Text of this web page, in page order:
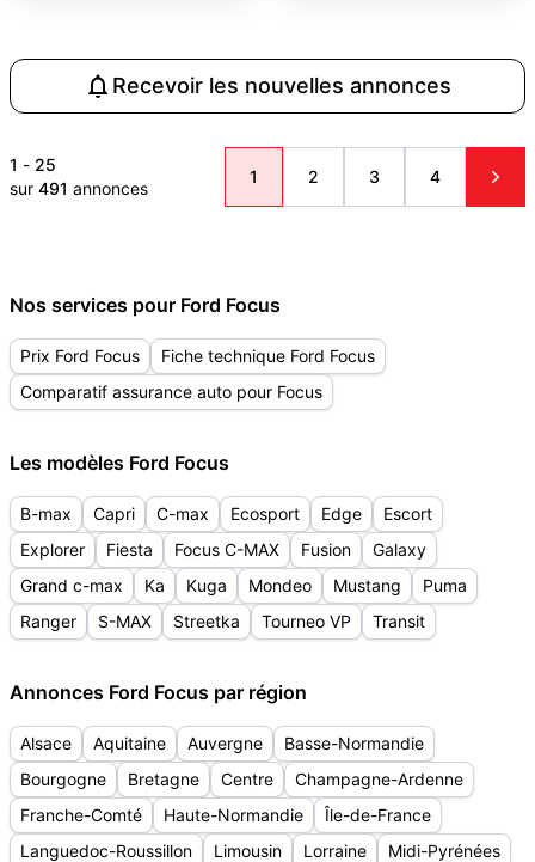
Recevoir les nouvelles annonces
1 - 25
sur 491 annonces
1 2 3 4
Nos services pour Ford Focus
Prix Ford Focus
Fiche technique Ford Focus
Comparatif assurance auto pour Focus
Les modèles Ford Focus
B-max Capri C-max Ecosport Edge
Escort
Explorer
Fiesta Focus C-MAX Fusion
Galaxy
Grand c-max
Ka Kuga Mondeo Mustang
Puma
Ranger
S-MAX Streetka Tourneo VP Transit
Annonces Ford Focus par région
Alsace Aquitaine Auvergne
Basse-Normandie
Bourgogne
Bretagne Centre
Champagne-Ardenne
Franche-Comté
Haute-Normandie
Île-de-France
Languedoc-Roussillon
Limousin Lorraine
Midi-Pyrénées